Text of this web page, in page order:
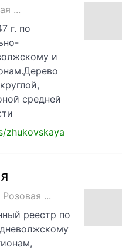
...
г. по
и
средней
zhukovskaya
...
реестр по